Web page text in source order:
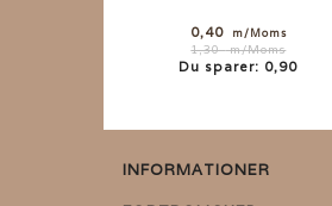
0,40 m/Moms
1,30m/Moms
Du sparer: 0,90
INFORMATIONER